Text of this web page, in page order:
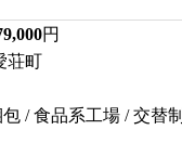
円
荘町
/ 食品系工場 / 交替制